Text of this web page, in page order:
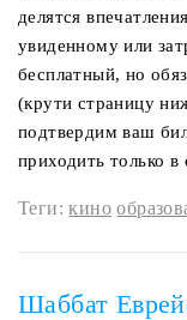
делятся
увиденному или
бесплатный, но
(крути страницу
подтвердим ваш
приходить только в
Теги:кино
Шаббат